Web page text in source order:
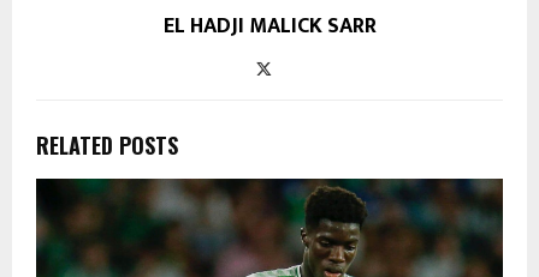
EL HADJI MALICK SARR
RELATED POSTS